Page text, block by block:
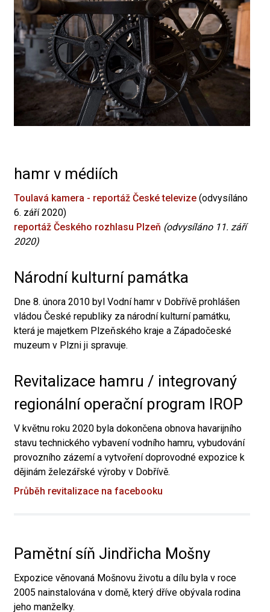
hamr v médiích
Toulavá kamera - reportáž České televize (odvysíláno
6. září 2020)
reportáž Českého rozhlasu Plzeň (odvysíláno 11. září
2020)
Národní kulturní památka
Dne 8. února 2010 byl Vodní hamr v Dobřívě prohlášen
vládou České republiky za národní kulturní památku,
která je majetkem Plzeňského kraje a Západočeské
muzeum v Plzni ji spravuje.
Revitalizace hamru / integrovaný
regionální operační program IROP
V květnu roku 2020 byla dokončena obnova havarijního
stavu technického vybavení vodního hamru, vybudování
provozního zázemí a vytvoření doprovodné expozice k
dějinám železářské výroby v Dobřívě.
Průběh revitalizace na facebooku
Pamětní síň Jindřicha Mošny
Expozice věnovaná Mošnovu životu a dílu byla v roce
2005 nainstalována v domě, který dříve obývala rodina
jeho manželky.